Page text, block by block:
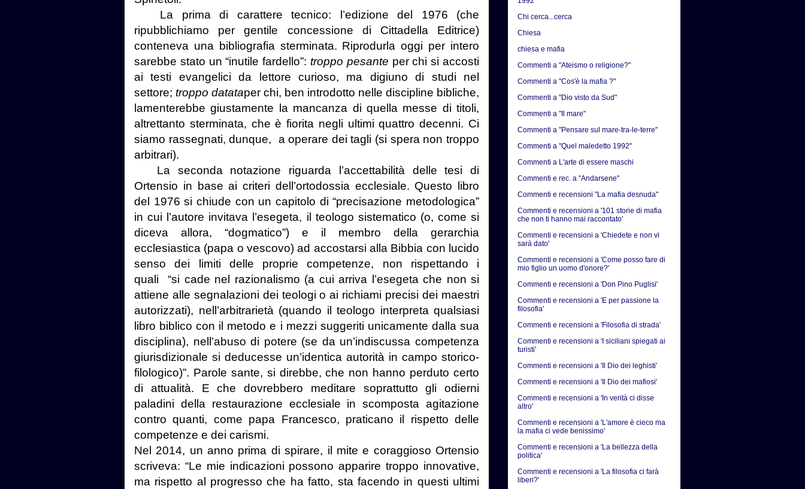
La prima di carattere tecnico: l’edizione del 1976 (che
ripubblichiamo per gentile concessione di Cittadella Editrice)
conteneva una bibliografia sterminata. Riprodurla oggi per intero
sarebbe stato un “inutile fardello”: troppo pesante per chi si accosti
ai testi evangelici da lettore curioso, ma digiuno di studi nel
settore; troppo datataper chi, ben introdotto nelle discipline bibliche,
lamenterebbe giustamente la mancanza di quella messe di titoli,
altrettanto sterminata, che è fiorita negli ultimi quattro decenni. Ci
siamo rassegnati, dunque, a operare dei tagli (si spera non troppo
arbitrari).
La seconda notazione riguarda l’accettabilità delle tesi di
Ortensio in base ai criteri dell’ortodossia ecclesiale. Questo libro
del 1976 si chiude con un capitolo di “precisazione metodologica”
in cui l’autore invitava l’esegeta, il teologo sistematico (o, come si
diceva allora, “dogmatico”) e il membro della gerarchia
ecclesiastica (papa o vescovo) ad accostarsi alla Bibbia con lucido
senso dei limiti delle proprie competenze, non rispettando i
quali “si cade nel razionalismo (a cui arriva l’esegeta che non si
attiene alle segnalazioni dei teologi o ai richiami precisi dei maestri
autorizzati), nell’arbitrarietà (quando il teologo interpreta qualsiasi
libro biblico con il metodo e i mezzi suggeriti unicamente dalla sua
disciplina), nell’abuso di potere (se da un’indiscussa competenza
giurisdizionale si deducesse un’identica autorità in campo storico-
filologico)”. Parole sante, si direbbe, che non hanno perduto certo
di attualità. E che dovrebbero meditare soprattutto gli odierni
paladini della restaurazione ecclesiale in scomposta agitazione
contro quanti, come papa Francesco, praticano il rispetto delle
competenze e dei carismi.
Nel 2014, un anno prima di spirare, il mite e coraggioso Ortensio
scriveva: “Le mie indicazioni possono apparire troppo innovative,
ma rispetto al progresso che ha fatto, sta facendo in questi ultimi
Chi cerca...cerca
Chiesa
chiesa e mafia
Commenti a "Ateismo o religione?"
Commenti a "Cos'è la mafia ?"
Commenti a "Dio visto da Sud"
Commenti a "Il mare"
Commenti a "Pensare sul mare-tra-le-terre"
Commenti a "Quel maledetto 1992"
Commenti a L'arte di essere maschi
Commenti e rec. a "Andarsene"
Commenti e recensioni "La mafia desnuda"
Commenti e recensioni a '101 storie di mafia
che non ti hanno mai raccontato'
Commenti e recensioni a 'Chiedete e non vi
sarà dato'
Commenti e recensioni a 'Come posso fare di
mio figlio un uomo d'onore?'
Commenti e recensioni a 'Don Pino Puglisi'
Commenti e recensioni a 'E per passione la
filosofia'
Commenti e recensioni a 'Filosofia di strada'
Commenti e recensioni a 'I siciliani spiegati ai
turisti'
Commenti e recensioni a 'Il Dio dei leghisti'
Commenti e recensioni a 'Il Dio dei mafiosi'
Commenti e recensioni a 'In verità ci disse
altro'
Commenti e recensioni a 'L'amore è cieco ma
la mafia ci vede benissimo'
Commenti e recensioni a 'La bellezza della
politica'
Commenti e recensioni a 'La filosofia ci farà
liberi?'